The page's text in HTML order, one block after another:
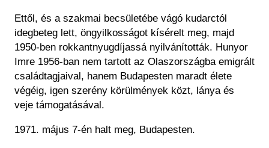
Ettől, és a szakmai becsületébe vágó kudarctól
idegbeteg lett, öngyilkosságot kísérelt meg, majd
1950-ben rokkantnyugdíjassá nyilvánították. Hunyor
Imre 1956-ban nem tartott az Olaszországba emigrált
családtagjaival, hanem Budapesten maradt élete
végéig, igen szerény körülmények közt, lánya és
veje támogatásával.
1971. május 7-én halt meg, Budapesten.